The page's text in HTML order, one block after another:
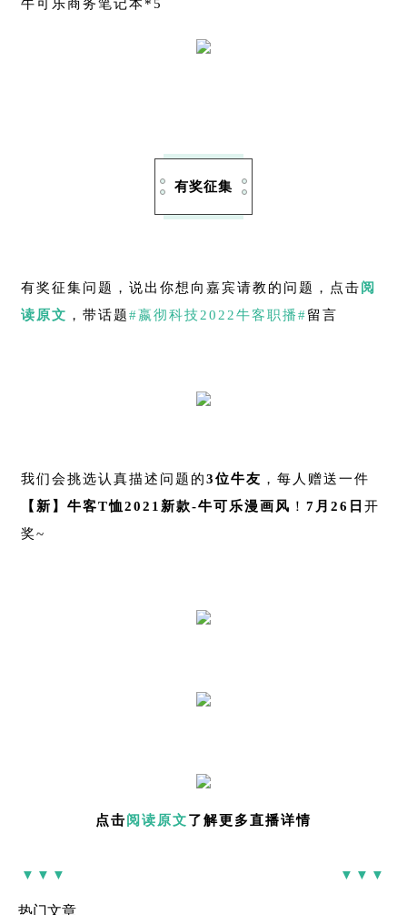
牛可乐商务笔记本*5
有奖征集
有奖征集问题，说出你想向嘉宾请教的问题，点击阅
读原文 ，带话题#嬴彻科技2022牛客职播#留言
我们会挑选认真描述问题的3位牛友 ，每人赠送一件
【新】牛客T恤2021新款-牛可乐漫画风 ！ 7月26日 开
奖~
点击阅读原文了解更多直播详情
▼▼▼ ▼▼▼
热门文章